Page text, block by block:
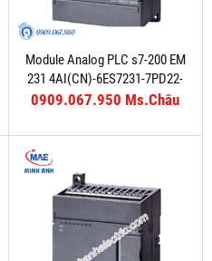
Module Analog PLC s7-200 EM
231 4AI(CN)-6ES7231-7PD22-
0XA8
0909.067.950 Ms.Châu